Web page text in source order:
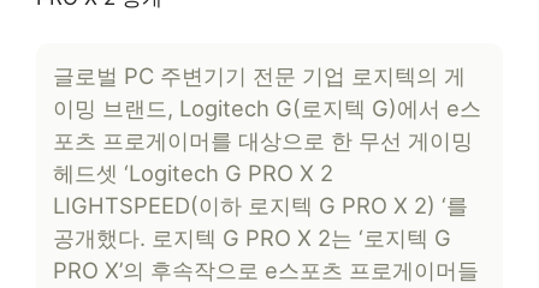
글로벌 PC 주변기기 전문 기업 로지텍의 게
이밍 브랜드, Logitech G(로지텍 G)에서 e스
포츠 프로게이머를 대상으로 한 무선 게이밍
헤드셋 ‘Logitech G PRO X 2
LIGHTSPEED(이하 로지텍 G PRO X 2) ‘를
공개했다. 로지텍 G PRO X 2는 ‘로지텍 G
PRO X’의 후속작으로 e스포츠 프로게이머들